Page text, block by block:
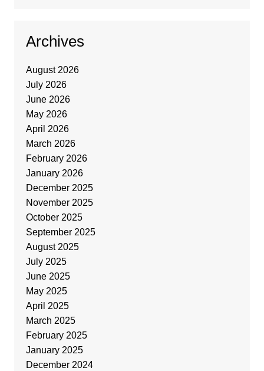
Archives
August 2026
July 2026
June 2026
May 2026
April 2026
March 2026
February 2026
January 2026
December 2025
November 2025
October 2025
September 2025
August 2025
July 2025
June 2025
May 2025
April 2025
March 2025
February 2025
January 2025
December 2024